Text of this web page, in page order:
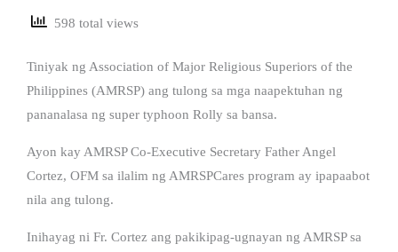
598 total views
Tiniyak ng Association of Major Religious Superiors of the
Philippines (AMRSP) ang tulong sa mga naapektuhan ng
pananalasa ng super typhoon Rolly sa bansa.
Ayon kay AMRSP Co-Executive Secretary Father Angel
Cortez, OFM sa ilalim ng AMRSPCares program ay ipapaabot
nila ang tulong.
Inihayag ni Fr. Cortez ang pakikipag-ugnayan ng AMRSP sa